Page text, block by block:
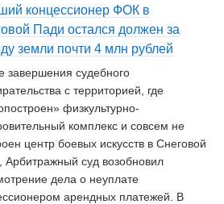
концессионер ФОК в
Пади остался должен за
земли почти 4 млн рублей
завершения судебного
с территорией, где
физкультурно-
комплекс и совсем не
центр боевых искусств в Снеговой
Арбитражный суд возобновил
дела о неуплате
арендных платежей. В